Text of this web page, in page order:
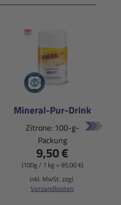
Mineral-Pur-Drink
Zitrone: 100-g-
Packung
9,50 €
(100g / 1 kg = 95,00 €)
inkl. MwSt. zzgl.
Versandkosten